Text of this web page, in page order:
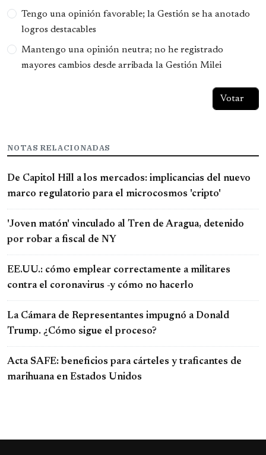
Tengo una opinión favorable; la Gestión se ha anotado
logros destacables
Mantengo una opinión neutra; no he registrado
mayores cambios desde arribada la Gestión Milei
NOTAS RELACIONADAS
De Capitol Hill a los mercados: implicancias del nuevo
marco regulatorio para el microcosmos 'cripto'
'Joven matón' vinculado al Tren de Aragua, detenido
por robar a fiscal de NY
EE.UU.: cómo emplear correctamente a militares
contra el coronavirus -y cómo no hacerlo
La Cámara de Representantes impugnó a Donald
Trump. ¿Cómo sigue el proceso?
Acta SAFE: beneficios para cárteles y traficantes de
marihuana en Estados Unidos